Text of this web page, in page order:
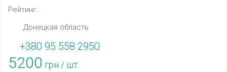
Рейтинг:
Донецкая область
+380 95 558 2950
5200 грн / шт.